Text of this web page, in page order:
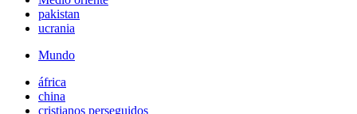
pakistan
ucrania
Mundo
áfrica
china
cristianos perseguidos